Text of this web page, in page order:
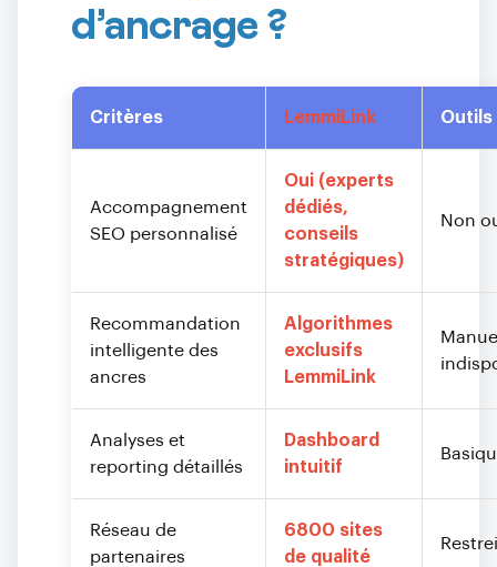
d’ancrage ?
Critères LemmiLink Outils
Accompagnement
SEO personnalisé
Oui (experts
dédiés,
conseils
stratégiques)
Non
Recommandation
intelligente des
ancres
Algorithmes
exclusifs
LemmiLink
Analyses et
reporting détaillés
Dashboard
intuitif
Réseau de
partenaires
6800 sites
de qualité